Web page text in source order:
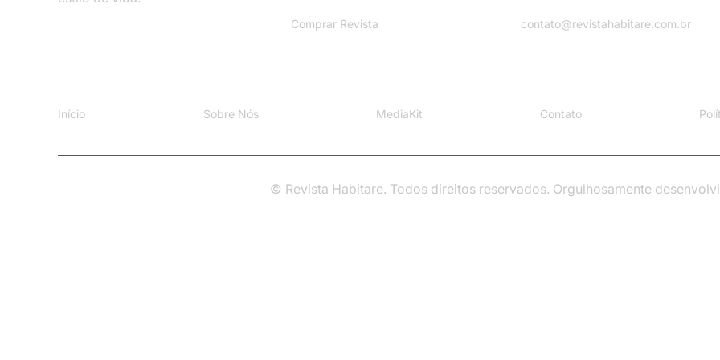
Comprar Revista contato@revistahabitare.com.br
Início Sobre Nós MediaKit Contato
© Revista Habitare. Todos direitos reservados. Orgulhosamente